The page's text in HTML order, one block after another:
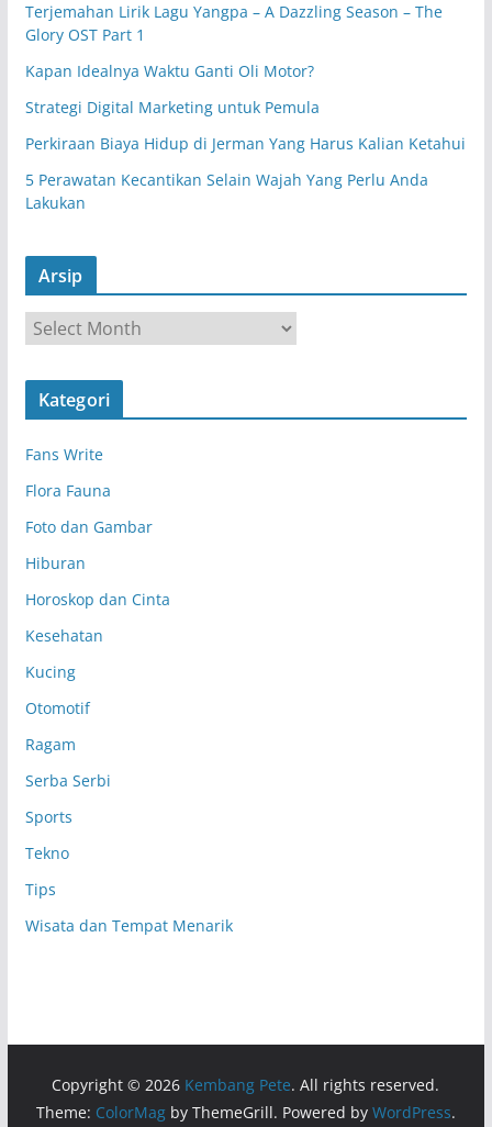
Terjemahan Lirik Lagu Yangpa – A Dazzling Season – The
Glory OST Part 1
Kapan Idealnya Waktu Ganti Oli Motor?
Strategi Digital Marketing untuk Pemula
Perkiraan Biaya Hidup di Jerman Yang Harus Kalian Ketahui
5 Perawatan Kecantikan Selain Wajah Yang Perlu Anda
Lakukan
Arsip
s
Kategori
Fans Write
Flora Fauna
Foto dan Gambar
Hiburan
Horoskop dan Cinta
Kesehatan
Kucing
Otomotif
Ragam
Serba Serbi
Sports
Tekno
Tips
Wisata dan Tempat Menarik
Copyright © 2026 Kembang Pete. All rights reserved.
Theme: ColorMagby ThemeGrill. Powered by WordPress.